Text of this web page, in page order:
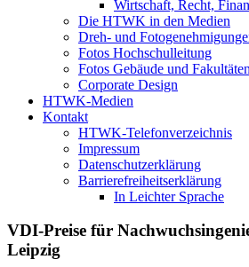
Wirtschaft, Recht,
Die HTWK in den Medien
Dreh- und
Fotos Hochschulleitung
Fotos Gebäude und Fakultäten
Corporate Design
HTWK-Medien
Kontakt
HTWK-Telefonverzeichnis
Impressum
Datenschutzerklärung
Barrierefreiheitserklärung
In Leichter Sprache
VDI-Preise für
Leipzig